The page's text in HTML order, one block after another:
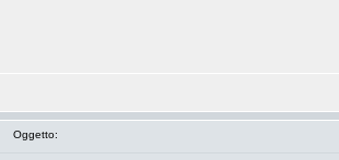
Oggetto: